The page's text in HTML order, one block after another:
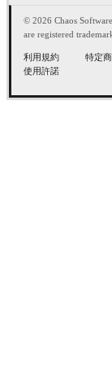
© 2026 Chaos
are registered
利用規約 特定
使用許諾